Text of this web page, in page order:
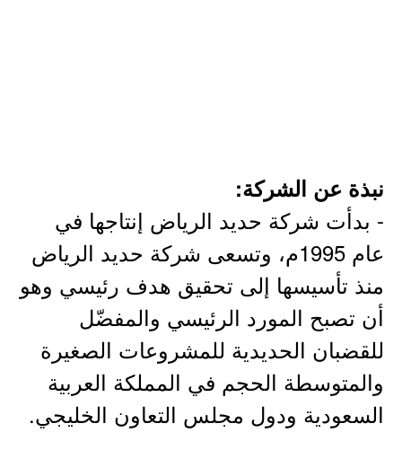
نبذة عن الشركة:
- بدأت شركة حديد الرياض إنتاجها في
عام 1995م، وتسعى شركة حديد الرياض
منذ تأسيسها إلى تحقيق هدف رئيسي وهو
أن تصبح المورد الرئيسي والمفضّل
للقضبان الحديدية للمشروعات الصغيرة
والمتوسطة الحجم في المملكة العربية
السعودية ودول مجلس التعاون الخليجي.